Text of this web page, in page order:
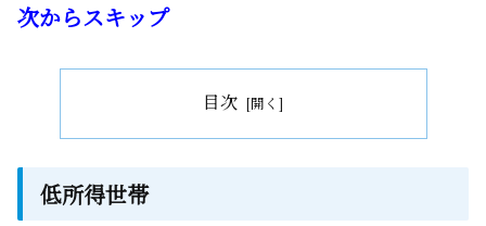
次からスキップ
目次
低所得世帯